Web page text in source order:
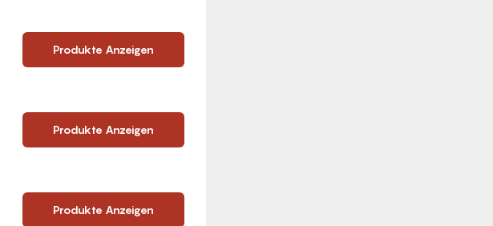
Produkte Anzeigen
Produkte Anzeigen
Produkte Anzeigen